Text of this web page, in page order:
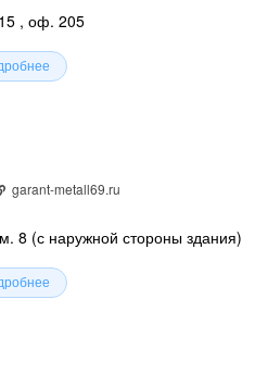
, оф. 205
garant-metall69.ru
8 (с наружной стороны здания)